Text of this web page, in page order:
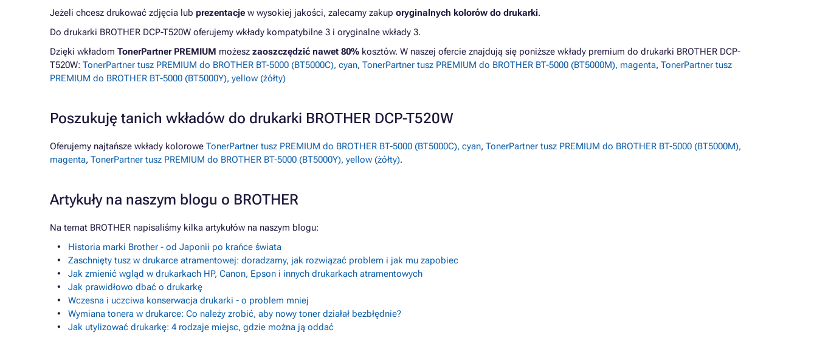
Jeżeli chcesz drukować zdjęcia lub prezentacje w wysokiej jakości, zalecamy zakup oryginalnych kolorów do drukarki.
Do drukarki BROTHER DCP-T520W oferujemy wkłady kompatybilne 3 i oryginalne wkłady 3.
Dzięki wkładom TonerPartner PREMIUM możesz zaoszczędzić nawet 80% kosztów. W naszej ofercie znajdują się poniższe wkłady premium do drukarki BROTHER DCP-
T520W: TonerPartner tusz PREMIUM do BROTHER BT-5000 (BT5000C), cyan, TonerPartner tusz PREMIUM do BROTHER BT-5000 (BT5000M), magenta, TonerPartner tusz
PREMIUM do BROTHER BT-5000 (BT5000Y), yellow (żółty)
Poszukuję tanich wkładów do drukarki BROTHER DCP-T520W
Oferujemy najtańsze wkłady kolorowe TonerPartner tusz PREMIUM do BROTHER BT-5000 (BT5000C), cyan, TonerPartner tusz PREMIUM do BROTHER BT-5000 (BT5000M),
magenta, TonerPartner tusz PREMIUM do BROTHER BT-5000 (BT5000Y), yellow (żółty).
Artykuły na naszym blogu o BROTHER
Na temat BROTHER napisaliśmy kilka artykułów na naszym blogu:
Historia marki Brother - od Japonii po krańce świata
Zaschnięty tusz w drukarce atramentowej: doradzamy, jak rozwiązać problem i jak mu zapobiec
Jak zmienić wgląd w drukarkach HP, Canon, Epson i innych drukarkach atramentowych
Jak prawidłowo dbać o drukarkę
Wczesna i uczciwa konserwacja drukarki - o problem mniej
Wymiana tonera w drukarce: Co należy zrobić, aby nowy toner działał bezbłędnie?
Jak utylizować drukarkę: 4 rodzaje miejsc, gdzie można ją oddać